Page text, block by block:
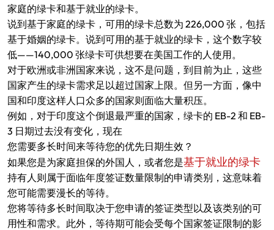
家庭的绿卡和基于就业的绿卡。
说到基于家庭的绿卡，可用的绿卡总数为 226,000 张，包括
基于婚姻的绿卡。说到可用的基于就业的绿卡，这个数字较
低——140,000 张绿卡可供想要在美国工作的人使用。
对于欧洲或非洲国家来说，这不是问题，到目前为止，这些
国家产生的绿卡需求足以超过国家上限。但另一方面，像中
国和印度这样人口众多的国家则面临大量积压。
例如，对于印度这个倒退最严重的国家，绿卡的 EB-2 和 EB-
3 日期过去没有变化，现在
您需要多长时间来等待您的优先日期生效？
如果您是为家庭担保的外国人，或者您是基于就业的绿卡
持有人则属于面临年度签证数量限制的申请类别，这意味着
您可能需要漫长的等待。
您将等待多长时间取决于您申请的签证类型以及该类别的可
用性和需求。此外，等待期可能会受每个国家签证限制的影